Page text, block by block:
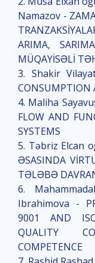
Namazov -
ARIMA,
MÜQAYİSƏLİ
3. Shakir
CONSUMPTION
4. Maliha
FLOW AND
SYSTEMS
5. Təbriz Elcan
ƏSASINDA
TƏLƏBƏ
6.
Ibrahimova -
9001 AND
QUALITY
COMPETENCE